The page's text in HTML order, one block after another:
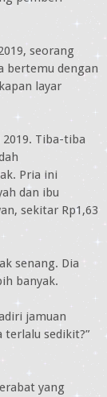
seorang
bertemu dengan
layar
Tiba-tiba
Pria ini
dan ibu
sekitar Rp1,63
senang. Dia
banyak.
jamuan
sedikit?”
yang